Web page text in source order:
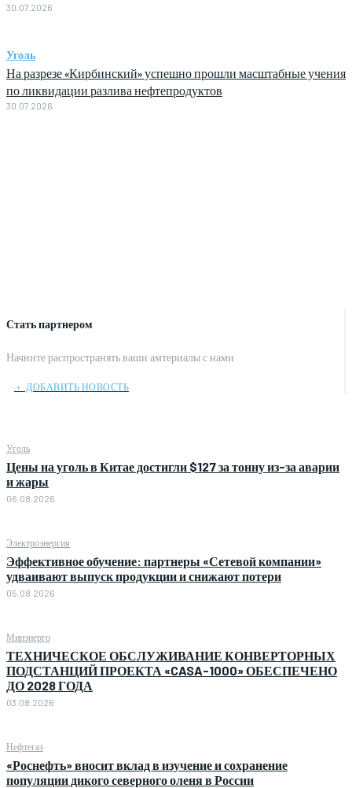
Стать партнером
Начните распространять ваши амтериалы с нами
﹢ ДОБАВИТЬ НОВОСТЬ
Уголь
Цены на уголь в Китае достигли $127 за тонну из-за аварии
и жары
06.08.2026
Электроэнергия
Эффективное обучение: партнеры «Сетевой компании»
удваивают выпуск продукции и снижают потери
05.08.2026
Минэнерго
ТЕХНИЧЕСКОЕ ОБСЛУЖИВАНИЕ КОНВЕРТОРНЫХ
ПОДСТАНЦИЙ ПРОЕКТА «CASA-1000» ОБЕСПЕЧЕНО
ДО 2028 ГОДА
03.08.2026
Нефтегаз
«Роснефть» вносит вклад в изучение и сохранение
популяции дикого северного оленя в России
30.07.2026
Уголь
На разрезе «Кирбинский» успешно прошли масштабные учения
по ликвидации разлива нефтепродуктов
30.07.2026